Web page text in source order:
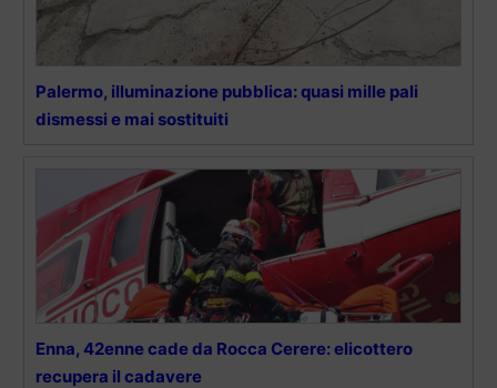
Palermo, illuminazione pubblica: quasi mille pali
dismessi e mai sostituiti
Enna, 42enne cade da Rocca Cerere: elicottero
recupera il cadavere